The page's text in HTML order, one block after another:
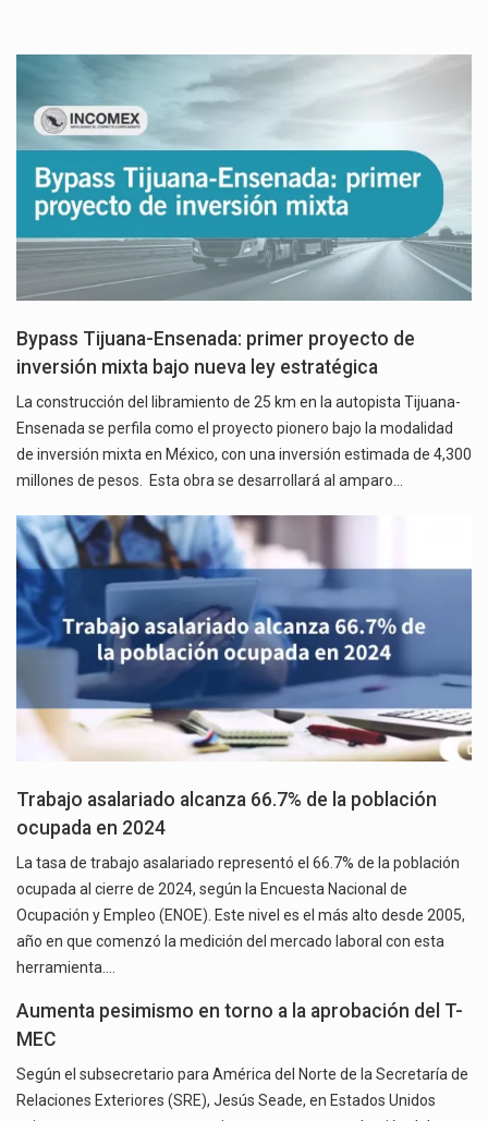
Bypass Tijuana-Ensenada: primer proyecto de
inversión mixta bajo nueva ley estratégica
La construcción del libramiento de 25 km en la autopista Tijuana-
Ensenada se perfila como el proyecto pionero bajo la modalidad
de inversión mixta en México, con una inversión estimada de 4,300
millones de pesos. Esta obra se desarrollará al amparo…
Trabajo asalariado alcanza 66.7% de la población
ocupada en 2024
La tasa de trabajo asalariado representó el 66.7% de la población
ocupada al cierre de 2024, según la Encuesta Nacional de
Ocupación y Empleo (ENOE). Este nivel es el más alto desde 2005,
año en que comenzó la medición del mercado laboral con esta
herramienta.…
Aumenta pesimismo en torno a la aprobación del T-
MEC
Según el subsecretario para América del Norte de la Secretaría de
Relaciones Exteriores (SRE), Jesús Seade, en Estados Unidos